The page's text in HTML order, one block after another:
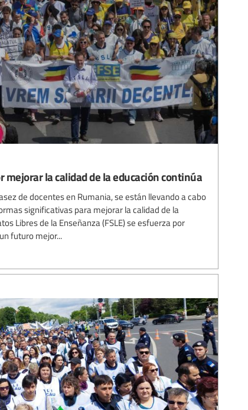
mejorar la calidad de la educación continúa
de docentes en Rumania, se están llevando a cabo
significativas para mejorar la calidad de la
Libres de la Enseñanza (FSLE) se esfuerza por
futuro mejor...